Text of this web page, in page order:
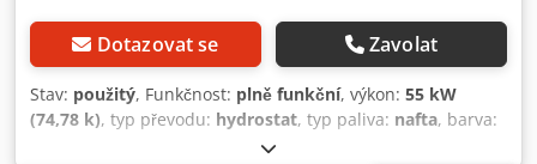
Dotazovat se Zavolat
Stav: použitý, Funkčnost: plně funkční, výkon: 55 kW
(74,78 k), typ převodu: hydrostat, typ paliva: nafta, barva:
5 580 kg